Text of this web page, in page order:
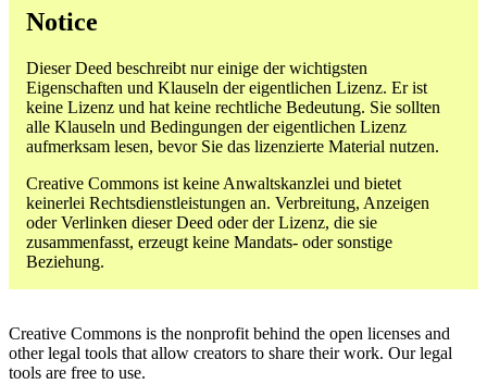
Notice
Dieser Deed beschreibt nur einige der wichtigsten
Eigenschaften und Klauseln der eigentlichen Lizenz. Er ist
keine Lizenz und hat keine rechtliche Bedeutung. Sie sollten
alle Klauseln und Bedingungen der eigentlichen Lizenz
aufmerksam lesen, bevor Sie das lizenzierte Material nutzen.
Creative Commons ist keine Anwaltskanzlei und bietet
keinerlei Rechtsdienstleistungen an. Verbreitung, Anzeigen
oder Verlinken dieser Deed oder der Lizenz, die sie
zusammenfasst, erzeugt keine Mandats- oder sonstige
Beziehung.
Creative Commons is the nonprofit behind the open licenses and
other legal tools that allow creators to share their work. Our legal
tools are free to use.